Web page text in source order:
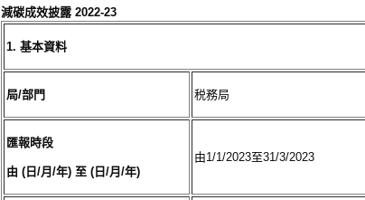
減碳成效披露 2022-23
1. 基本資料
局/部門 税務局
匯報時段
由 (日/月/年) 至 (日/月/年)
由1/1/2023至31/3/2023